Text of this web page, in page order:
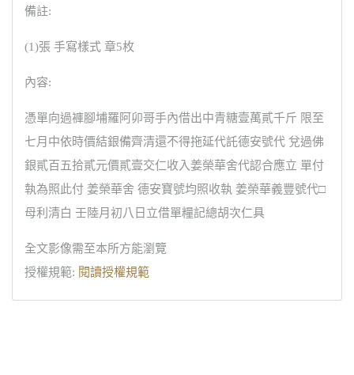
備註:
(1)張 手寫樣式 章5枚
內容:
憑單向過褲腳埔羅阿卯哥手內借出中青糖壹萬貳千斤 限至
七月中依時價結銀備齊清還不得拖延代託德安號代 兌過佛
銀貳百五拾貳元價貳壹交仁收入姜榮華舍代認合應立 單付
執為照此付 姜榮華舍 德安寶號均照收執 姜榮華義豐號代□
母利清白 壬陸月初八日立借單糧記總胡次仁具
全文影像需至本所方能瀏覽
授權規範: 閱讀授權規範